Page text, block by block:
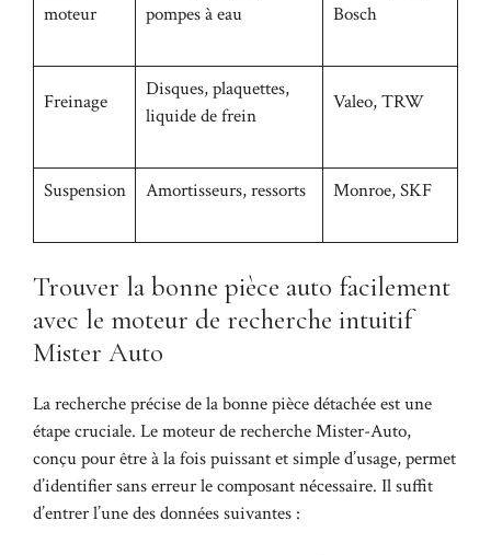
moteur
pompes à eau
Bosch
Freinage
Disques, plaquettes,
liquide de frein
Valeo, TRW
Suspension Amortisseurs, ressorts Monroe, SKF
Trouver la bonne pièce auto facilement
avec le moteur de recherche intuitif
Mister Auto
La recherche précise de la bonne pièce détachée est une
étape cruciale. Le moteur de recherche Mister-Auto,
conçu pour être à la fois puissant et simple d’usage, permet
d’identifier sans erreur le composant nécessaire. Il suffit
d’entrer l’une des données suivantes :